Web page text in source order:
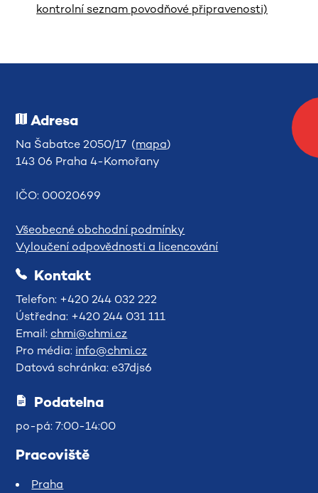
kontrolní seznam povodňové připravenosti)
Adresa
Na Šabatce 2050/17 (mapa)
143 06 Praha 4-Komořany
IČO: 00020699
Všeobecné obchodní podmínky
Vyloučení odpovědnosti a licencování
Kontakt
Telefon: +420 244 032 222
Ústředna: +420 244 031 111
Email: chmi@chmi.cz
Pro média: info@chmi.cz
Datová schránka: e37djs6
Podatelna
po-pá: 7:00-14:00
Pracoviště
Praha